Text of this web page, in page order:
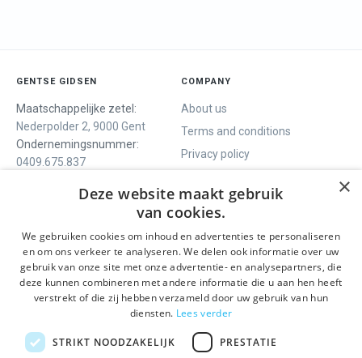
GENTSE GIDSEN
Maatschappelijke zetel:
Nederpolder 2, 9000 Gent
Ondernemingsnummer:
0409.675.837
COMPANY
About us
Terms and conditions
Privacy policy
WE OFFER
Guided tours
One day tour
Activities
SOCIALS
Facebook
Instagram
LinkedIn
×
Deze website maakt gebruik
van cookies.
We gebruiken cookies om inhoud en advertenties te personaliseren
en om ons verkeer te analyseren. We delen ook informatie over uw
gebruik van onze site met onze advertentie- en analysepartners, die
deze kunnen combineren met andere informatie die u aan hen heeft
verstrekt of die zij hebben verzameld door uw gebruik van hun
diensten. Lees verder
STRIKT NOODZAKELIJK PRESTATIE